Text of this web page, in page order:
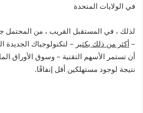
في الولايات المتحدة
لذلك ، في المستقبل القريب ، من المحتمل
– أكثر من ذلك بكثير – لتكنولوجياك
أن تستمر الأسهم التقنية – وسوق الأوراق
نتيجة لوجود مستهلكين أقل إنفاقًا.